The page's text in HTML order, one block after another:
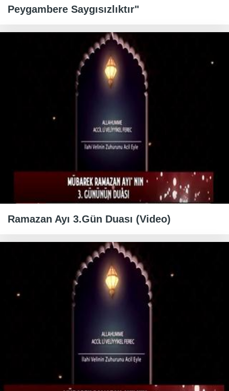
Peygambere Saygısızlıktır"
Ramazan Ayı 3.Gün Duası (Video)